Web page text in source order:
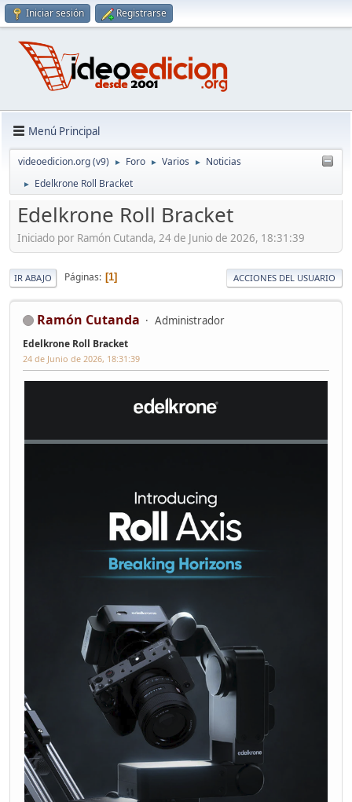
Iniciar sesión Registrarse
Menú Principal
videoedicion.org (v9) ► Foro ► Varios ► Noticias
► Edelkrone Roll Bracket
Edelkrone Roll Bracket
Iniciado por Ramón Cutanda, 24 de Junio de 2026, 18:31:39
IR ABAJO Páginas 1 ACCIONES DEL USUARIO
Ramón Cutanda Administrador
Edelkrone Roll Bracket
24 de Junio de 2026, 18:31:39